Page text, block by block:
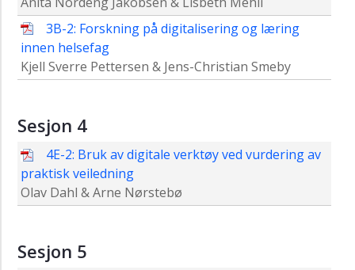
3B-2: Forskning på digitalisering og læring
innen helsefag
Kjell Sverre Pettersen & Jens-Christian Smeby
Sesjon 4
4E-2: Bruk av digitale verktøy ved vurdering av
praktisk veiledning
Olav Dahl & Arne Nørstebø
Sesjon 5